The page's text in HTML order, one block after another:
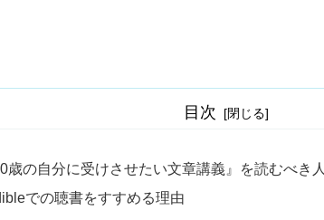
目次
歳の自分に受けさせたい文章講義』を読むべき人
での聴書をすすめる理由